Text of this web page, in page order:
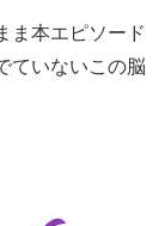
ま本エピソード
ていないこの脳